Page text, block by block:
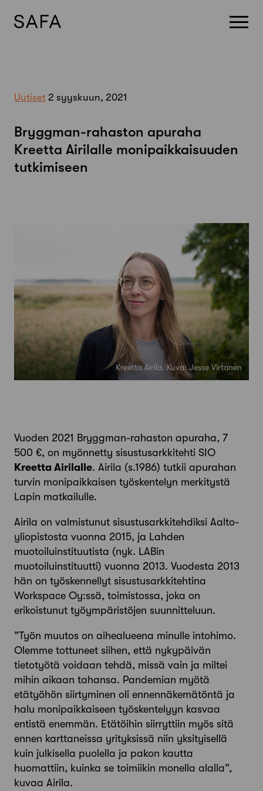
Uutiset 2 syyskuun, 2021
Bryggman-rahaston apuraha
Kreetta Airilalle monipaikkaisuuden
tutkimiseen
Kreetta Airila. Kuva: Jesse Virtanen
Vuoden 2021 Bryggman-rahaston apuraha, 7
500 €, on myönnetty sisustusarkkitehti SIO
Kreetta Airilalle. Airila (s.1986) tutkii apurahan
turvin monipaikkaisen työskentelyn merkitystä
Lapin matkailulle.
Airila on valmistunut sisustusarkkitehdiksi Aalto-
yliopistosta vuonna 2015, ja Lahden
muotoiluinstituutista (nyk. LABin
muotoiluinstituutti) vuonna 2013. Vuodesta 2013
hän on työskennellyt sisustusarkkitehtina
Workspace Oy:ssä, toimistossa, joka on
erikoistunut työympäristöjen suunnitteluun.
”Työn muutos on aihealueena minulle intohimo.
Olemme tottuneet siihen, että nykypäivän
tietotyötä voidaan tehdä, missä vain ja miltei
mihin aikaan tahansa. Pandemian myötä
etätyöhön siirtyminen oli ennennäkemätöntä ja
halu monipaikkaiseen työskentelyyn kasvaa
entistä enemmän. Etätöihin siirryttiin myös sitä
ennen karttaneissa yrityksissä niin yksityisellä
kuin julkisella puolella ja pakon kautta
huomattiin, kuinka se toimiikin monella alalla”,
kuvaa Airila.